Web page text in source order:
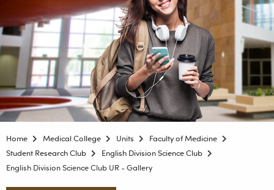
Home Medical College Units
Faculty of Medicine
Student Research Club
English Division Science Club
English Division Science Club UR - Gallery